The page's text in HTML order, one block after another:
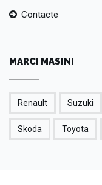
Contacte
MARCI MASINI
Renault Suzuki
Skoda Toyota